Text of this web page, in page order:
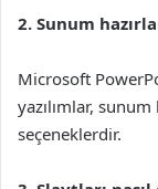
2. Sunum
Microsoft
yazılımlar,
seçeneklerdir.